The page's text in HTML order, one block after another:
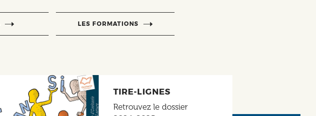
LES FORMATIONS
TIRE-LIGNES
Retrouvez le dossier